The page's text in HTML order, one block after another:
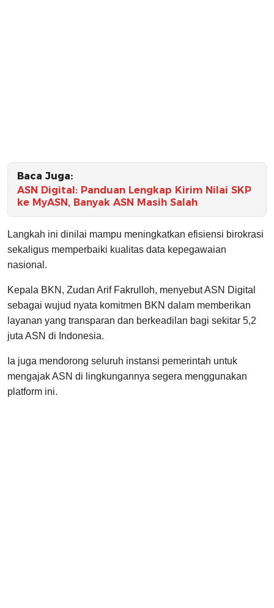
Baca Juga:
ASN Digital: Panduan Lengkap Kirim Nilai SKP
ke MyASN, Banyak ASN Masih Salah
Langkah ini dinilai mampu meningkatkan efisiensi birokrasi
sekaligus memperbaiki kualitas data kepegawaian
nasional.
Kepala BKN, Zudan Arif Fakrulloh, menyebut ASN Digital
sebagai wujud nyata komitmen BKN dalam memberikan
layanan yang transparan dan berkeadilan bagi sekitar 5,2
juta ASN di Indonesia.
Ia juga mendorong seluruh instansi pemerintah untuk
mengajak ASN di lingkungannya segera menggunakan
platform ini.